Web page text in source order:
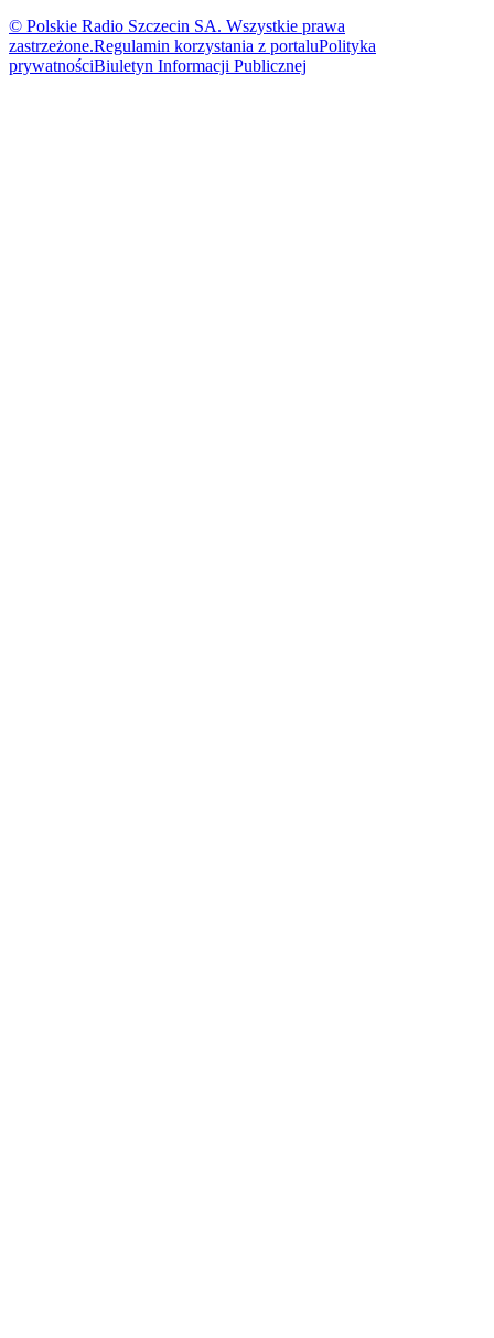
© Polskie Radio Szczecin SA. Wszystkie prawa
zastrzeżone.Regulamin korzystania z portaluPolityka
prywatnościBiuletyn Informacji Publicznej